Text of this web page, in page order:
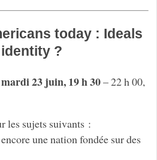
today : Ideals
?
23 juin, 19 h 30– 22 h 00,
les sujets suivants :
une nation fondée sur des